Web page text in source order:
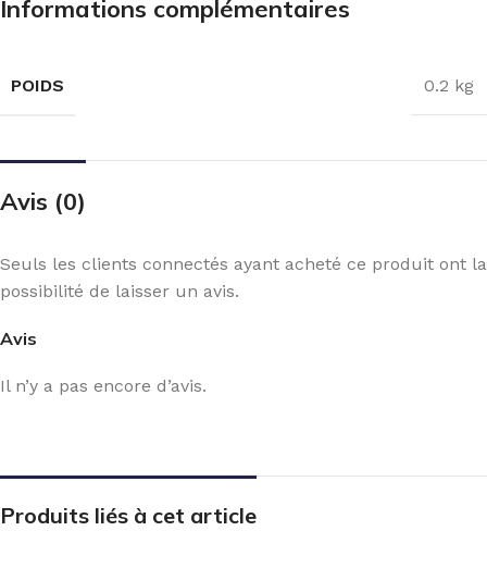
Informations complémentaires
POIDS 0.2 kg
Avis (0)
Avis
Il n’y a pas encore d’avis.
Seuls les clients connectés ayant acheté ce produit ont la
possibilité de laisser un avis.
Produits liés à cet article